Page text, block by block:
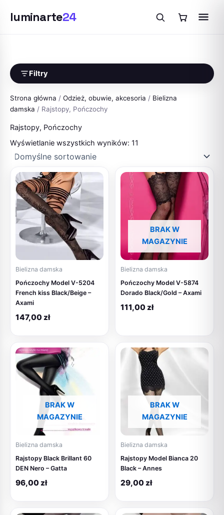
luminarte24
treści
Filtry
Strona główna / Odzież, obuwie, akcesoria / Bielizna
damska / Rajstopy, Pończochy
Rajstopy, Pończochy
Wyświetlanie wszystkich wyników: 11
Bielizna damska
Pończochy Model V-5204
French kiss Black/Beige –
Axami
147,00 zł
BRAK W
MAGAZYNIE
Bielizna damska
Pończochy Model V-5874
Dorado Black/Gold – Axami
111,00 zł
BRAK W
MAGAZYNIE
Bielizna damska
Rajstopy Black Brillant 60
DEN Nero – Gatta
96,00 zł
BRAK W
MAGAZYNIE
Bielizna damska
Rajstopy Model Bianca 20
Black – Annes
29,00 zł